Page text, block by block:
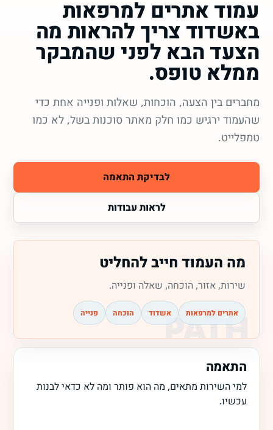
עמוד אתרים למרפאות
באשדוד צריך להראות מה
הצעד הבא לפני שהמבקר
ממלא טופס.
מחברים בין הצעה, הוכחות, שאלות ופנייה אחת כדי
שהעמוד ירגיש כמו חלק מאתר סוכנות בשל, לא כמו
טמפלייט.
לבדיקת התאמה
לראות עבודות
מה העמוד חייב להחליט
שירות, אזור, הוכחה, שאלה ופנייה.
אתרים למרפאות אשדוד הוכחה פנייה
התאמה
למי השירות מתאים, מה הוא פותר ומה לא כדאי לבנות
עכשיו.